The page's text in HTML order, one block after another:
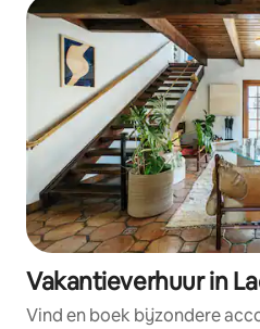
Vakantieverhuur in
Vind en boek bijzondere